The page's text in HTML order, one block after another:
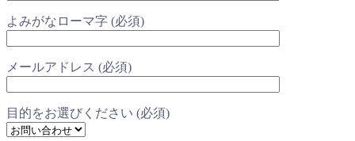
よみがなローマ字 (必須)
メールアドレス (必須)
目的をお選びください (必須)